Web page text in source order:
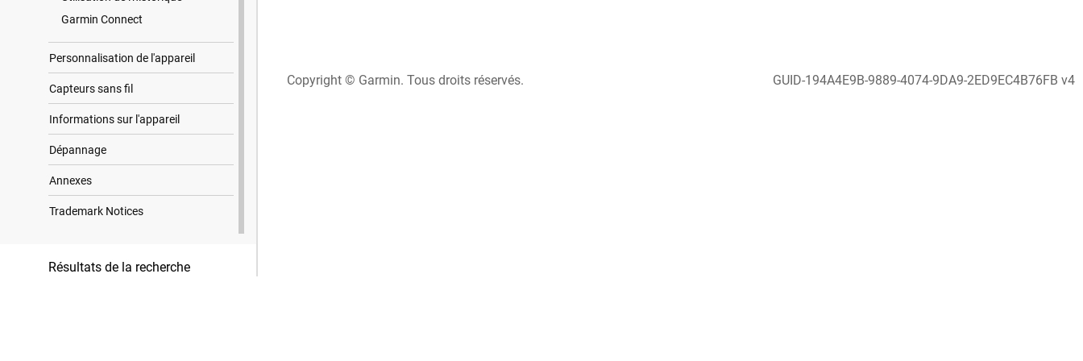
Garmin Connect
Personnalisation de l'appareil
Capteurs sans fil
Informations sur l'appareil
Dépannage
Annexes
Trademark Notices
Résultats de la recherche
Copyright © Garmin. Tous droits réservés. GUID-194A4E9B-9889-4074-9DA9-2ED9EC4B76FB v4